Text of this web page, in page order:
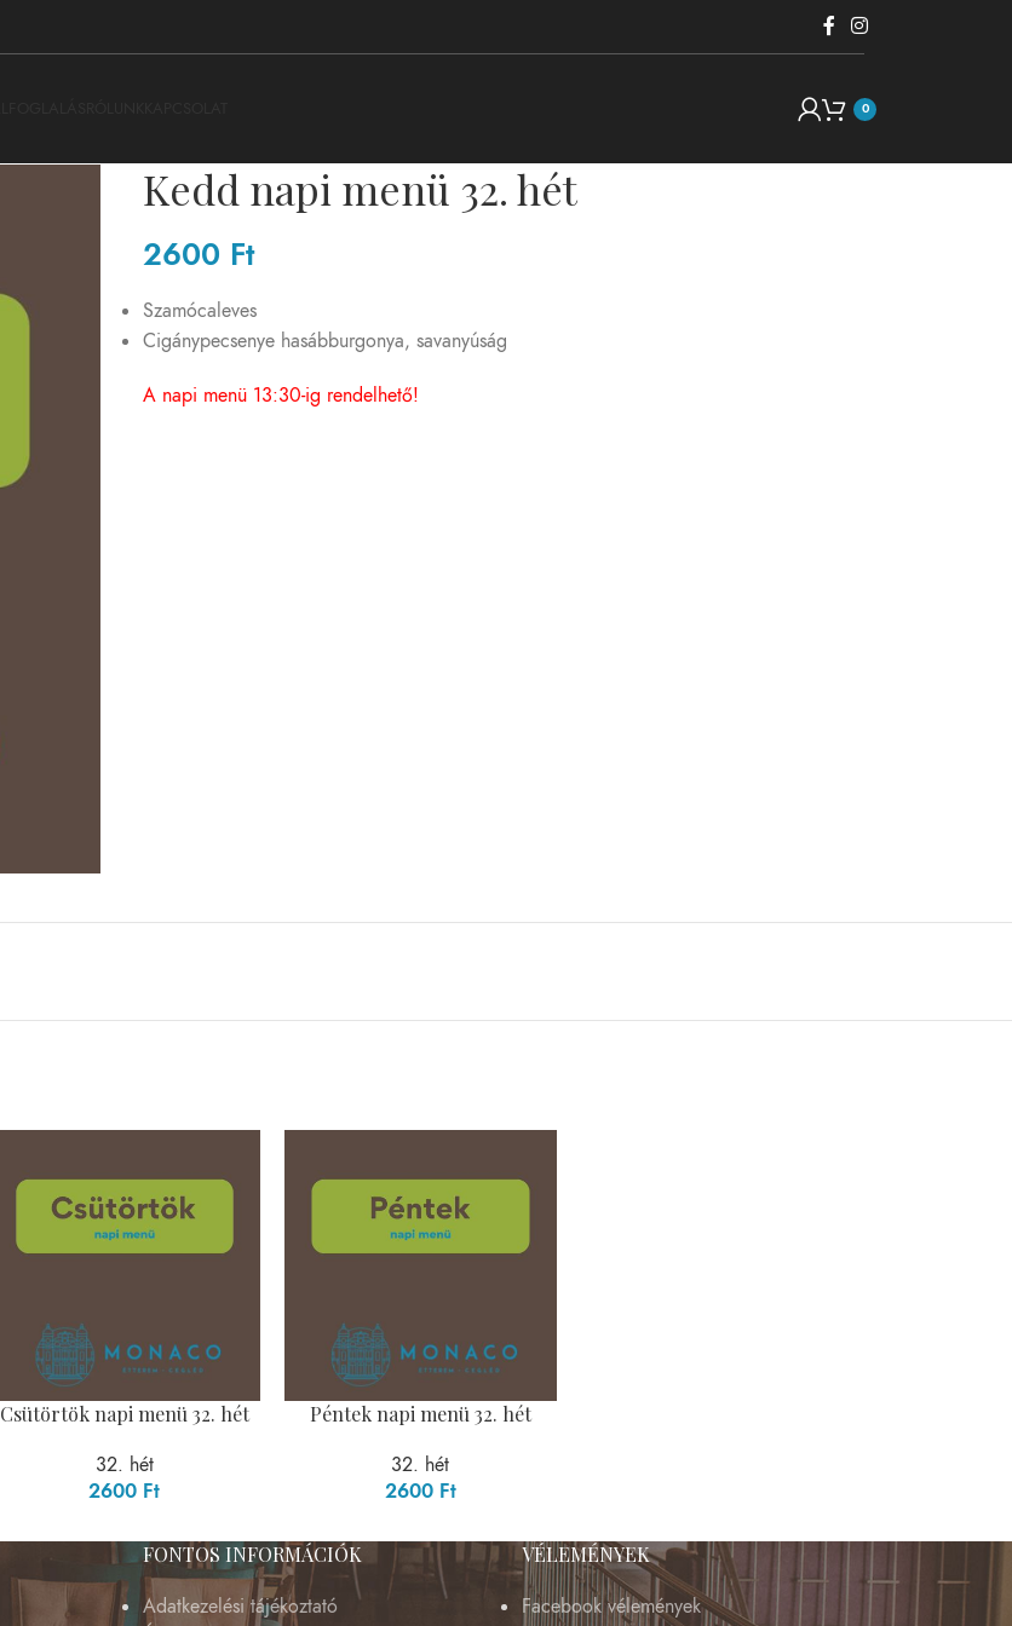
0
Kedd napi menü 32. hét
2600 Ft
Szamócaleves
Cigánypecsenye hasábburgonya, savanyúság
A napi menü 13:30-ig rendelhető!
Csütörtök napi menü 32. hét
32. hét
2600 Ft
Péntek napi menü 32. hét
32. hét
2600 Ft
FONTOS INFORMÁCIÓK
Adatkezelési tájékoztató
VÉLEMÉNYEK
Facebook vélemények